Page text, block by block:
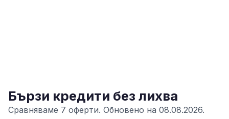
Бързи кредити без лихва
Сравняваме 7 оферти. Обновено на 08.08.2026.